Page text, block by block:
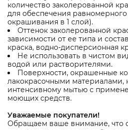
количество заколерованной
для обеспечения
окрашивания в 1 слой).
Оттенок заколерованной
зависимости от ее типа и
краска, водно-дисперсионная
Не использовать в чистом
водой или растворителями.
Поверхности, окрашенные
лакокрасочными материалами,
интенсивному мытью с
моющих средств.
Уважаемые покупатели!
Обращаем ваше внимание, что